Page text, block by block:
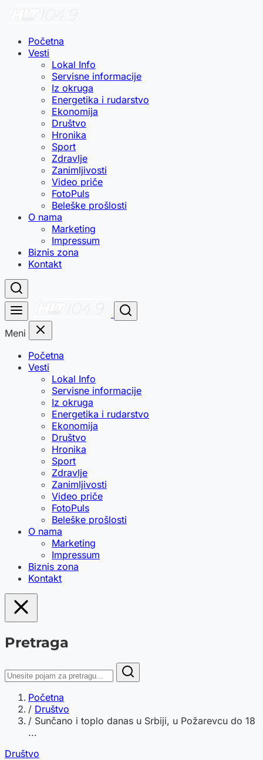
Početna
Vesti
Lokal Info
Servisne informacije
Iz okruga
Energetika i rudarstvo
Ekonomija
Društvo
Hronika
Sport
Zdravlje
Zanimljivosti
Video priče
FotoPuls
Beleške prošlosti
O nama
Marketing
Impressum
Biznis zona
Kontakt
Meni
Početna
Vesti
Lokal Info
Servisne informacije
Iz okruga
Energetika i rudarstvo
Ekonomija
Društvo
Hronika
Sport
Zdravlje
Zanimljivosti
Video priče
FotoPuls
Beleške prošlosti
O nama
Marketing
Impressum
Biznis zona
Kontakt
Pretraga
Početna
/ Društvo
/ Sunčano i toplo danas u Srbiji, u Požarevcu do 18
...
Društvo